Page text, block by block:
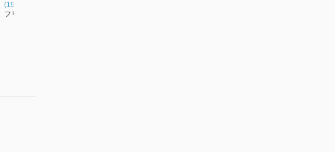
(1970年)
フリードリッヒ・...